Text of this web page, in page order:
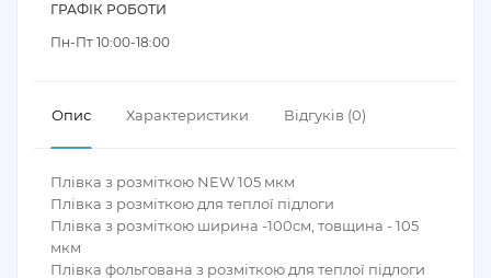
ГРАФІК РОБОТИ
Пн-Пт 10:00-18:00
Опис Характеристики Відгуків (0)
Плівка з розміткою NEW 105 мкм
Плівка з розміткою для теплої підлоги
Плівка з розміткою ширина -100см, товщина - 105
мкм
Плівка фольгована з розміткою для теплої підлоги